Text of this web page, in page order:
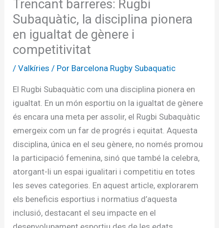
Trencant barreres: Rugbi
Subaquàtic, la disciplina pionera
en igualtat de gènere i
competitivitat
/Valkíries / Por Barcelona Rugby Subaquatic
El Rugbi Subaquàtic com una disciplina pionera en
igualtat. En un món esportiu on la igualtat de gènere
és encara una meta per assolir, el Rugbi Subaquàtic
emergeix com un far de progrés i equitat. Aquesta
disciplina, única en el seu gènere, no només promou
la participació femenina, sinó que també la celebra,
atorgant-li un espai igualitari i competitiu en totes
les seves categories. En aquest article, explorarem
els beneficis esportius i normatius d’aquesta
inclusió, destacant el seu impacte en el